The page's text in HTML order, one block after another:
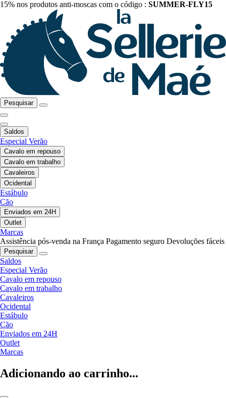
15% nos produtos anti-moscas com o código : SUMMER-FLY15
Pesquisar
Saldos
Especial Verão
Cavalo em repouso
Cavalo em trabalho
Cavaleiros
Ocidental
Estábulo
Cão
Enviados em 24H
Outlet
Marcas
Assistência pós-venda na França Pagamento seguro Devoluções fáceis
Pesquisar
Saldos
Especial Verão
Cavalo em repouso
Cavalo em trabalho
Cavaleiros
Ocidental
Estábulo
Cão
Enviados em 24H
Outlet
Marcas
Adicionando ao carrinho...